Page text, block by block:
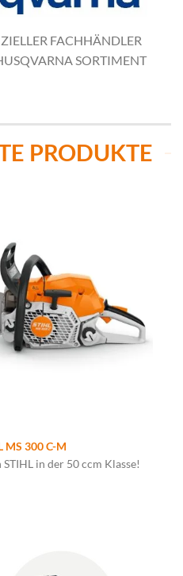
FACHHÄNDLER
SORTIMENT
PRODUKTE
MS 300 C-M
in der 50 ccm Klasse!